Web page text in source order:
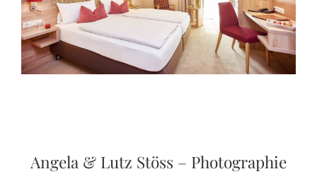
Angela & Lutz Stöss – Photographie